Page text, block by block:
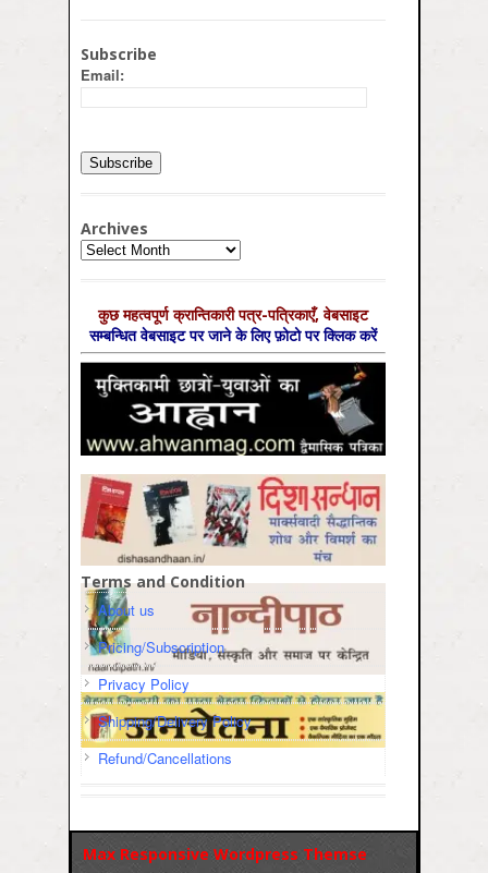
Subscribe
Email:
Archives
Archives
कुछ महत्‍वपूर्ण क्रान्तिकारी पत्र-पत्रिकाएँ, वेबसाइट
सम्‍बन्धित वेबसाइट पर जाने के लिए फ़ोटो पर क्लिक करें
Terms and Condition
About us
Pricing/Subscription
Privacy Policy
Shipping/Delivery Policy
Refund/Cancellations
Max Responsive Wordpress Themse